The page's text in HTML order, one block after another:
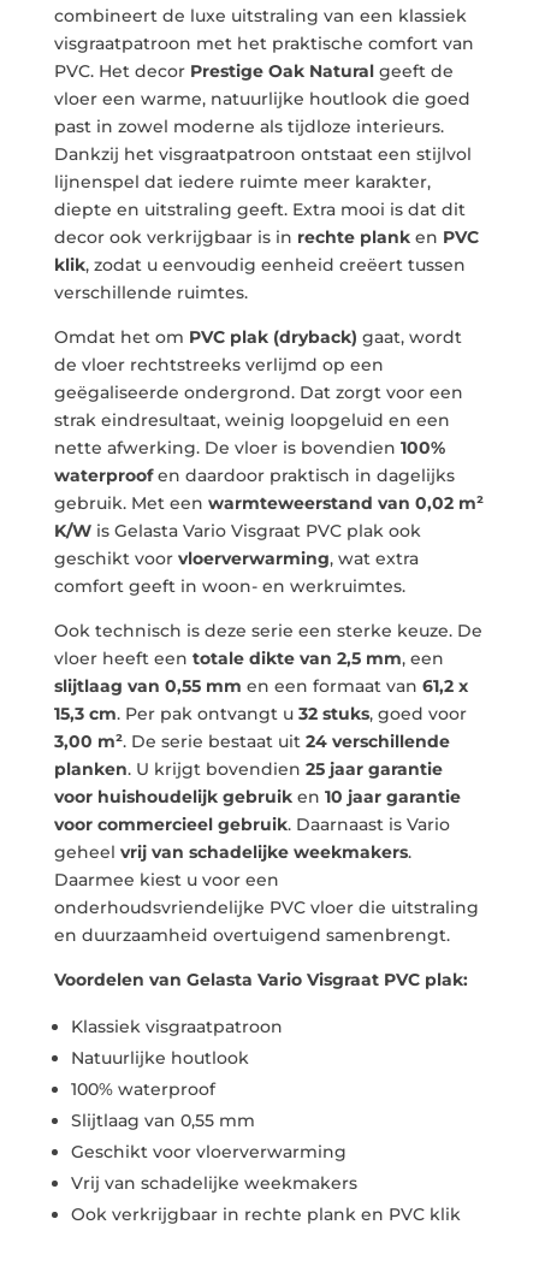
combineert de luxe uitstraling van een klassiek
visgraatpatroon met het praktische comfort van
PVC. Het decor Prestige Oak Naturalgeeft de
vloer een warme, natuurlijke houtlook die goed
past in zowel moderne als tijdloze interieurs.
Dankzij het visgraatpatroon ontstaat een stijlvol
lijnenspel dat iedere ruimte meer karakter,
diepte en uitstraling geeft. Extra mooi is dat dit
decor ook verkrijgbaar is in rechte planken PVC
klik, zodat u eenvoudig eenheid creëert tussen
verschillende ruimtes.
Omdat het om PVC plak (dryback) gaat, wordt
de vloer rechtstreeks verlijmd op een
geëgaliseerde ondergrond. Dat zorgt voor een
strak eindresultaat, weinig loopgeluid en een
nette afwerking. De vloer is bovendien 100%
waterproofen daardoor praktisch in dagelijks
gebruik. Met een warmteweerstand van 0,02 m²
K/Wis Gelasta Vario Visgraat PVC plak ook
geschikt voor vloerverwarming, wat extra
comfort geeft in woon- en werkruimtes.
Ook technisch is deze serie een sterke keuze. De
vloer heeft een totale dikte van 2,5 mm, een
slijtlaag van 0,55 mm en een formaat van 61,2 x
15,3 cm. Per pak ontvangt u 32 stuks, goed voor
3,00 m². De serie bestaat uit 24 verschillende
planken. U krijgt bovendien 25 jaar garantie
voor huishoudelijk gebruiken 10 jaar garantie
voor commercieel gebruik. Daarnaast is Vario
geheel vrij van schadelijke weekmakers.
Daarmee kiest u voor een
onderhoudsvriendelijke PVC vloer die uitstraling
en duurzaamheid overtuigend samenbrengt.
Voordelen van Gelasta Vario Visgraat PVC plak:
Klassiek visgraatpatroon
Natuurlijke houtlook
100% waterproof
Slijtlaag van 0,55 mm
Geschikt voor vloerverwarming
Vrij van schadelijke weekmakers
Ook verkrijgbaar in rechte plank en PVC klik